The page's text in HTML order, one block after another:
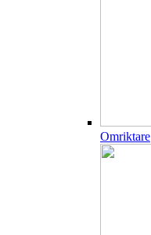
Omriktare